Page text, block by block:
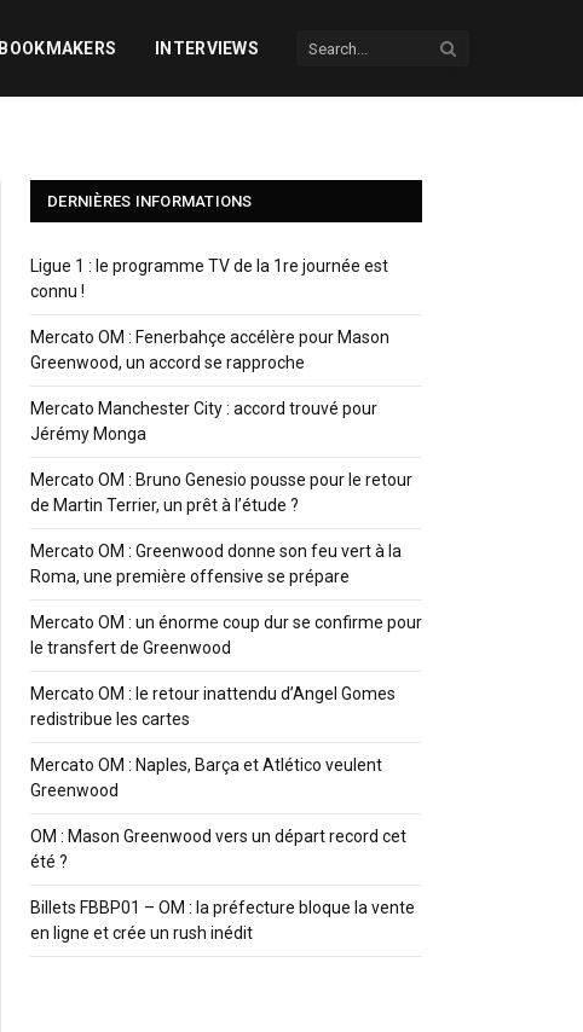
BOOKMAKERS INTERVIEWS
DERNIÈRES INFORMATIONS
Ligue 1 : le programme TV de la 1re journée est
connu !
Mercato OM : Fenerbahçe accélère pour Mason
Greenwood, un accord se rapproche
Mercato Manchester City : accord trouvé pour
Jérémy Monga
Mercato OM : Bruno Genesio pousse pour le retour
de Martin Terrier, un prêt à l’étude ?
Mercato OM : Greenwood donne son feu vert à la
Roma, une première offensive se prépare
Mercato OM : un énorme coup dur se confirme pour
le transfert de Greenwood
Mercato OM : le retour inattendu d’Angel Gomes
redistribue les cartes
Mercato OM : Naples, Barça et Atlético veulent
Greenwood
OM : Mason Greenwood vers un départ record cet
été ?
Billets FBBP01 – OM : la préfecture bloque la vente
en ligne et crée un rush inédit